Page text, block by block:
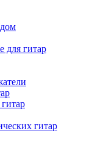
для гитар
гитар